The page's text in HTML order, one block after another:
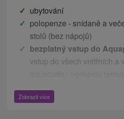
ubytování
polopenze - snídaně a
stolů (bez nápojů)
bezplatný vstup do
vstup do všech vnitřních a
Laser show, kryté termální
Zobrazit více